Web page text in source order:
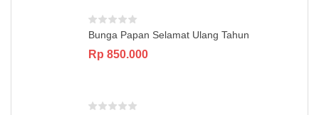
Bunga Papan Selamat Ulang Tahun
Rp 850.000